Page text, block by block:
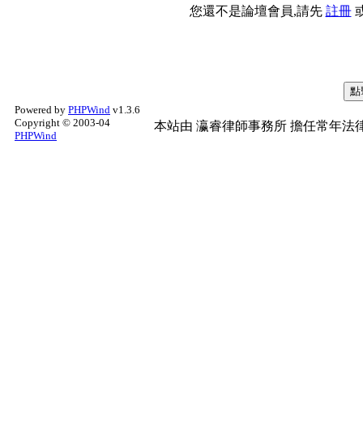
您還不是論壇會員,請先 註冊
Powered by PHPWind v1.3.6
Copyright © 2003-04
PHPWind
本站由 瀛睿律師事務所 擔任常年法